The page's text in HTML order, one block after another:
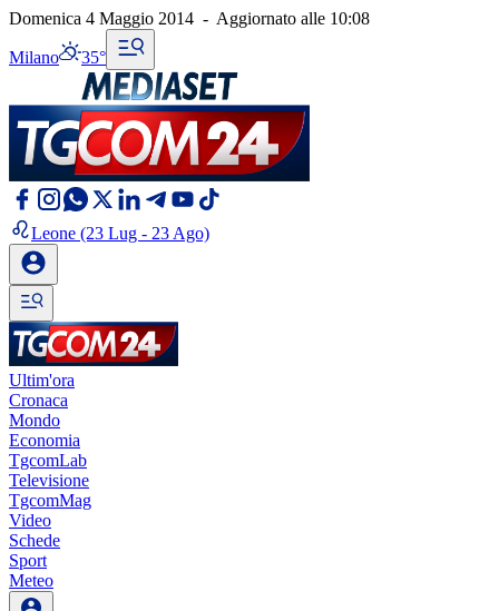
Domenica 4 Maggio 2014 - Aggiornato alle 10:08
Milano 35°
Leone (23 Lug - 23 Ago)
Ultim'ora
Cronaca
Mondo
Economia
TgcomLab
Televisione
TgcomMag
Video
Schede
Sport
Meteo